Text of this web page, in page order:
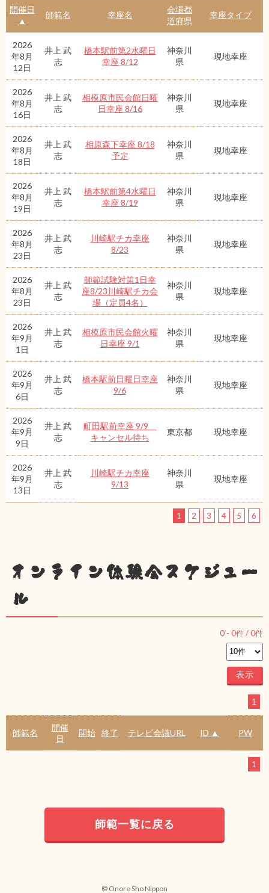
開催日
▲
師範名 幸座名
会場都
道府県
幸座タイプ
2026
年8月
12日
井上 武
志
橋本駅前第2水曜日
幸座 8/12
神奈川
県
現地幸座
2026
年8月
16日
井上 武
志
相模原市民会館日曜
日幸座 8/16
神奈川
県
現地幸座
2026
年8月
18日
井上 武
志
相原森下幸座 8/18
予定
神奈川
県
現地幸座
2026
年8月
19日
井上 武
志
橋本駅前第4水曜日
幸座 8/19
神奈川
県
現地幸座
2026
年8月
23日
井上 武
志
川崎駅チカ幸座
8/23
神奈川
県
現地幸座
2026
年8月
23日
井上 武
志
師範試験対策1日幸
座8/23川崎駅チカ会
場（定員4名）
神奈川
県
現地幸座
2026
年9月
1日
井上 武
志
相模原市民会館火曜
日幸座 9/1
神奈川
県
現地幸座
2026
年9月
6日
井上 武
志
橋本駅前日曜日幸座
9/6
神奈川
県
現地幸座
2026
年9月
9日
井上 武
志
町田駅前幸座 9/9
キャンセル待ち
東京都 現地幸座
2026
年9月
13日
井上 武
志
川崎駅チカ幸座
9/13
神奈川
県
現地幸座
1 2 3 4 5 6
オンライン体験会スケジュー
ル
0 - 0件 /0件
1
師範名
開催
日
開始 終了 テレビ会議URL ID ▲ PW
1
師範一覧に戻る
© Onore Sho Nippon